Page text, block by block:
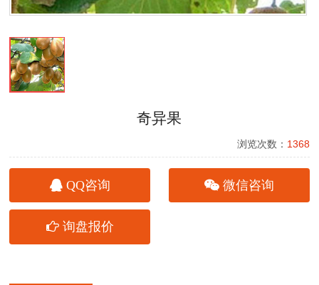
奇异果
浏览次数： 1368
QQ咨询 微信咨询
询盘报价